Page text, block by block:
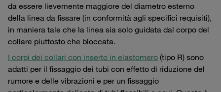
da essere lievemente maggiore del diametro esterno
della linea da fissare (in conformità agli specifici requisiti),
in maniera tale che la linea sia solo guidata dal corpo del
collare piuttosto che bloccata.
I corpi dei collari con inserto in elastomero (tipo R) sono
adatti per il fissaggio dei tubi con effetto di riduzione del
rumore e delle vibrazioni e per un fissaggio